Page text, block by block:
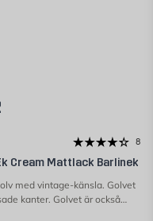
8
Cream Mattlack Barlinek
med vintage-känsla. Golvet
kanter. Golvet är också